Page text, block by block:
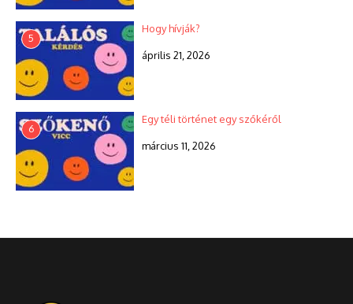
5
Hogy hívják?
április 21, 2026
6
Egy téli történet egy szőkéről
március 11, 2026